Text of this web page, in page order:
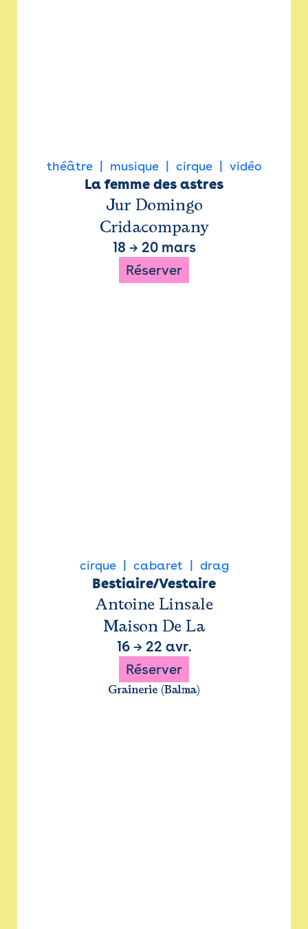
théâtre musique cirque vidéo
La femme des astres
Jur Domingo
Cridacompany
18 → 20 mars
Réserver
cirque cabaret drag
Bestiaire/Vestaire
Antoine Linsale
Maison De La
16→ 22 avr.
Réserver
Grainerie (Balma)